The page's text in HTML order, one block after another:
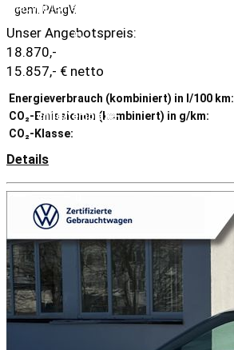
gem. PAngV.
Unser Angebotspreis:
18.870,-
15.857,- € netto
Energieverbrauch (kombiniert) in l/100 km:
CO₂-Emissionen (kombiniert) in g/km:
CO₂-Klasse:
Details
that implements Countable
in
/www/htdocs/w01e7b3b/wp-
child/template-
parts/footer/footer.php